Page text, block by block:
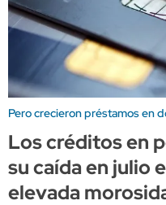
Pero crecieron préstamos en
Los créditos en
su caída en julio
elevada